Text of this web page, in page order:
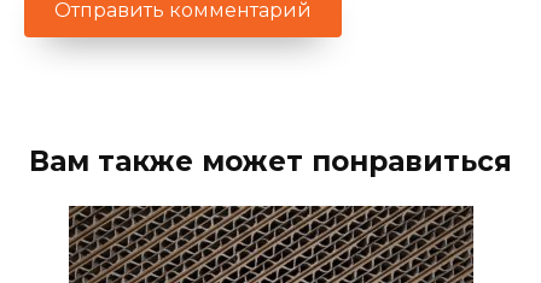
Вам также может понравиться